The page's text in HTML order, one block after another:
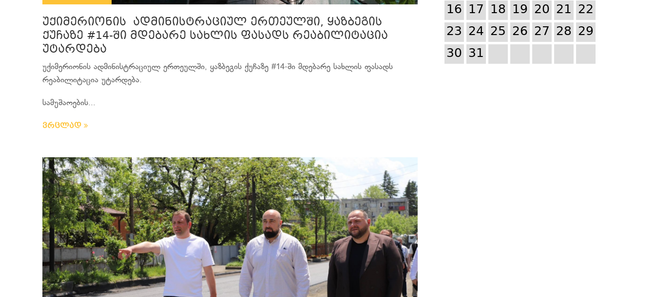
უქიმერიონის ადმინისტრაციულ ერთეულში, ყაზბეგის
ქუჩაზე #14-ში მდებარე სახლის ფასადს რეაბილიტაცია
უტარდება
უქიმერიონის ადმინისტრაციულ ერთეულში, ყაზბეგის ქუჩაზე #14-ში მდებარე სახლის ფასადს
რეაბილიტაცია უტარდება.
სამუშაოების...
ვრცლად
16 17 18 19 20 21 22
23 24 25 26 27 28 29
30 31